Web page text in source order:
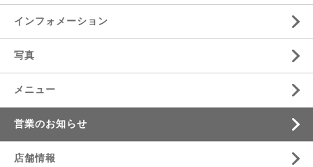
インフォメーション
写真
メニュー
営業のお知らせ
店舗情報